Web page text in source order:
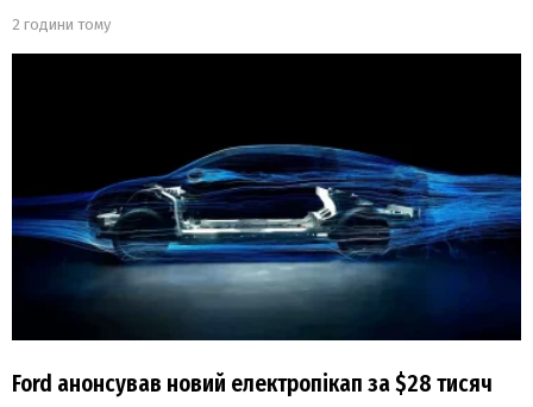
2 години тому
Ford анонсував новий електропікап за $28 тисяч